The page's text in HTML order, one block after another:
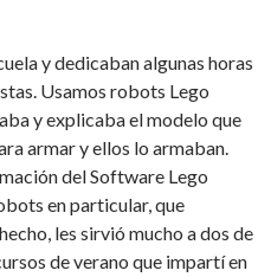
y dedicaban algunas horas
Usamos robots Lego
y explicaba el modelo que
armar y ellos lo armaban.
del Software Lego
en particular, que
les sirvió mucho a dos de
de verano que impartí en